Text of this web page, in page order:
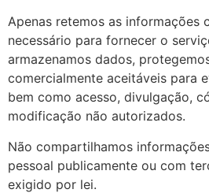
Apenas retemos as informações
necessário para fornecer o
armazenamos dados,
comercialmente aceitáveis ​​para
bem como acesso, divulgação,
modificação não autorizados.
Não compartilhamos
pessoal publicamente ou com
exigido por lei.